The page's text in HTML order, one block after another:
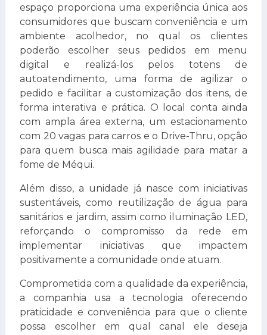
espaço proporciona uma experiência única aos
consumidores que buscam conveniência e um
ambiente acolhedor, no qual os clientes
poderão escolher seus pedidos em menu
digital e realizá-los pelos totens de
autoatendimento, uma forma de agilizar o
pedido e facilitar a customização dos itens, de
forma interativa e prática. O local conta ainda
com ampla área externa, um estacionamento
com 20 vagas para carros e o Drive-Thru, opção
para quem busca mais agilidade para matar a
fome de Méqui.
Além disso, a unidade já nasce com iniciativas
sustentáveis, como reutilização de água para
sanitários e jardim, assim como iluminação LED,
reforçando o compromisso da rede em
implementar iniciativas que impactem
positivamente a comunidade onde atuam.
Comprometida com a qualidade da experiência,
a companhia usa a tecnologia oferecendo
praticidade e conveniência para que o cliente
possa escolher em qual canal ele deseja